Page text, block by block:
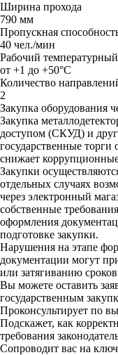
Ширина прохода
790 мм
Пропускная
40 чел./мин
Рабочий
от +1 до +50°C
Количество
2
Закупка оборудования
Закупка
доступом (СКУД) и
государственные торги
снижает
Закупки
отдельных случаях
через электронный
собственные
оформления
подготовке закупки.
Нарушения на этапе
документации могут
или затягиванию
Вы можете оставить
государственным
Проконсультирует по
Подскажет, как
требования
Сопроводит вас на